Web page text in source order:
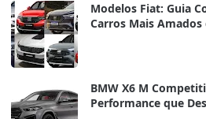
Modelos Fiat: Guia
Carros Mais Amados
BMW X6 M
Performance que